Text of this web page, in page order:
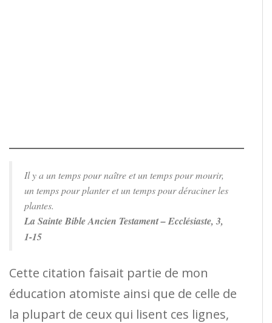
Il y a un temps pour naître et un temps pour mourir,
un temps pour planter et un temps pour déraciner les
plantes.
La Sainte Bible Ancien Testament – Ecclésiaste, 3,
1-15
Cette citation faisait partie de mon
éducation atomiste ainsi que de celle de
la plupart de ceux qui lisent ces lignes,